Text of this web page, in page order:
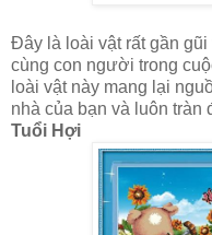
Đây là loài vật rất gần
cùng con người trong
loài vật này mang lại
nhà của bạn và luôn tràn
Tuổi Hợi